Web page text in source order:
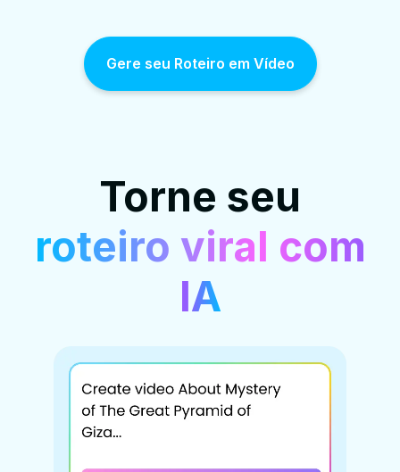
Gere seu Roteiro em Vídeo
Torne seu
roteiro viral com
IA